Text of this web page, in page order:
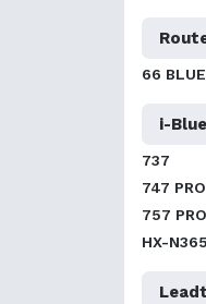
66
i-Blue
737
747 PRO
757 PRO
HX-